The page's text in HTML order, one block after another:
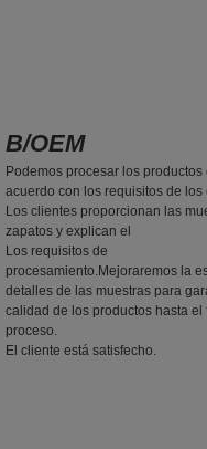
B/OEM
Podemos procesar los productos
acuerdo con los requisitos de los
Los clientes proporcionan las
zapatos y explican el
Los requisitos de
procesamiento.Mejoraremos la
detalles de las muestras para
calidad de los productos hasta el
proceso.
El cliente está satisfecho.